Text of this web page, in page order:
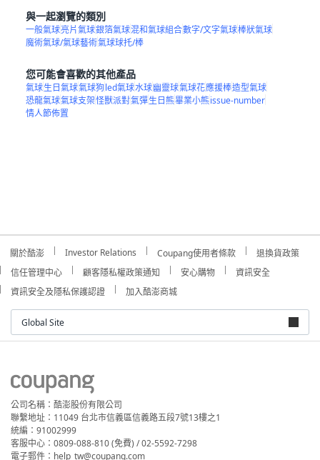
與一起瀏覽的類別
一般氣球亮片氣球銀箔氣球混和氣球組合數字/文字氣球棒狀氣球
魔術氣球/氣球藝術氣球球托/棒
您可能會喜歡的其他產品
氣球生日氣球氣球狗led氣球水球幽靈球氣球花應援棒造型氣球
恐龍氣球氣球支架怪獸派對氣彈生日熊畢業小熊issue-number
情人節佈置
關於酷澎 Investor Relations Coupang使用者條款
退換貨政策
信任管理中心
顧客隱私權政策通知 安心購物
資訊安全
資訊安全及隱私保護認證
加入酷澎商城
Global Site
公司名稱：酷澎股份有限公司
聯繫地址：11049 台北市信義區信義路五段7號13樓之1
統編：91002999
客服中心：0809-088-810 (免費) / 02-5592-7298
電子郵件：help_tw@coupang.com